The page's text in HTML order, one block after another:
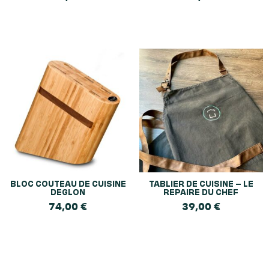
BLOC COUTEAU DE CUISINE
DEGLON
74,00€
TABLIER DE CUISINE – LE
REPAIRE DU CHEF
39,00€